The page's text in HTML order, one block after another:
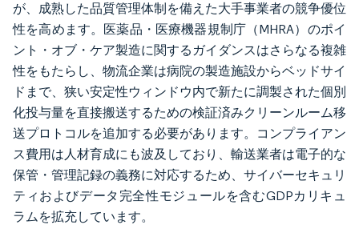
が、成熟した品質管理体制を備えた大手事業者の競争優位
性を高めます。医薬品・医療機器規制庁（MHRA）のポイ
ント・オブ・ケア製造に関するガイダンスはさらなる複雑
性をもたらし、物流企業は病院の製造施設からベッドサイ
ドまで、狭い安定性ウィンドウ内で新たに調製された個別
化投与量を直接搬送するための検証済みクリーンルーム移
送プロトコルを追加する必要があります。コンプライアン
ス費用は人材育成にも波及しており、輸送業者は電子的な
保管・管理記録の義務に対応するため、サイバーセキュリ
ティおよびデータ完全性モジュールを含むGDPカリキュ
ラムを拡充しています。